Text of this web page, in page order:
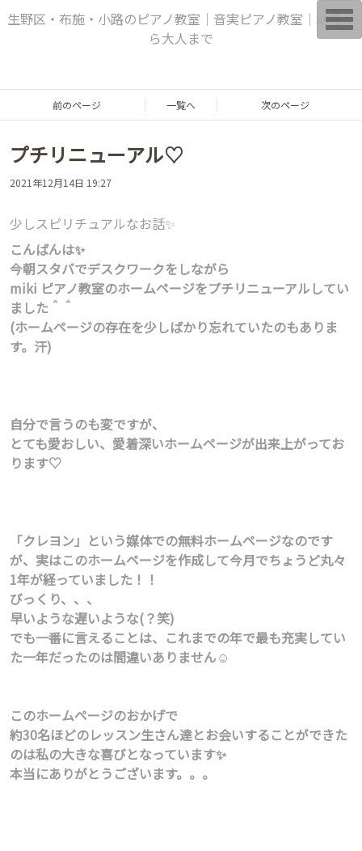
生野区・布施・小路のピアノ教室｜音実ピアノ教室｜幼児か
ら大人まで
前のページ 一覧へ 次のページ
プチリニューアル♡
2021年12月14日 19:27
少しスピリチュアルなお話✨
こんばんは✨
今朝スタバでデスクワークをしながら
miki ピアノ教室のホームページをプチリニューアルしてい
ました＾＾
(ホームページの存在を少しばかり忘れていたのもありま
す。汗)
自分で言うのも変ですが、
とても愛おしい、愛着深いホームページが出来上がってお
ります♡
「クレヨン」という媒体での無料ホームページなのです
が、実はこのホームページを作成して今月でちょうど丸々
1年が経っていました！！
びっくり、、、
早いような遅いような(？笑)
でも一番に言えることは、これまでの年で最も充実してい
た一年だったのは間違いありません☺️
このホームページのおかげで
約30名ほどのレッスン生さん達とお会いすることができた
のは私の大きな喜びとなっています✨
本当にありがとうございます。。。
T
o
g
n
i